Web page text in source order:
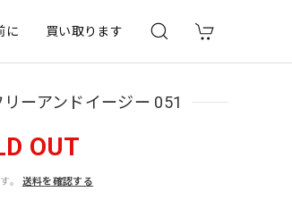
に 買い取ります
リーアンドイージー 051
OUT
。 送料を確認する